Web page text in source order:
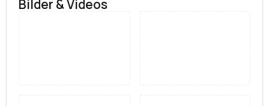
Bilder & Videos